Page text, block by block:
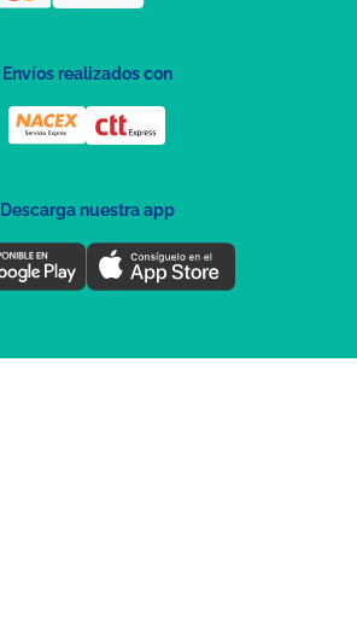
Envíos realizados con
Descarga nuestra app